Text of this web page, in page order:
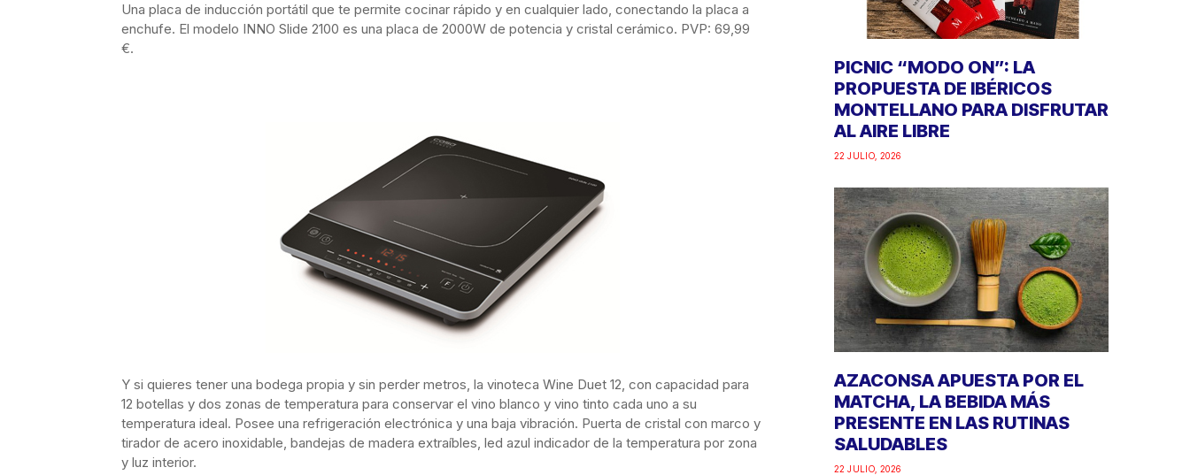
Una placa de inducción portátil que te permite cocinar rápido y en cualquier lado, conectando la placa a
enchufe. El modelo INNO Slide 2100 es una placa de 2000W de potencia y cristal cerámico. PVP: 69,99
€.
Y si quieres tener una bodega propia y sin perder metros, la vinoteca Wine Duet 12, con capacidad para
12 botellas y dos zonas de temperatura para conservar el vino blanco y vino tinto cada uno a su
temperatura ideal. Posee una refrigeración electrónica y una baja vibración. Puerta de cristal con marco y
tirador de acero inoxidable, bandejas de madera extraíbles, led azul indicador de la temperatura por zona
y luz interior.
PICNIC “MODO ON”: LA
PROPUESTA DE IBÉRICOS
MONTELLANO PARA DISFRUTAR
AL AIRE LIBRE
22 JULIO, 2026
AZACONSA APUESTA POR EL
MATCHA, LA BEBIDA MÁS
PRESENTE EN LAS RUTINAS
SALUDABLES
22 JULIO, 2026